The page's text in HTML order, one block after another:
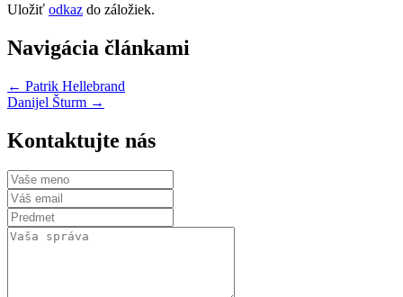
Uložiť odkaz do záložiek.
Navigácia článkami
← Patrik Hellebrand
Danijel Šturm →
Kontaktujte nás